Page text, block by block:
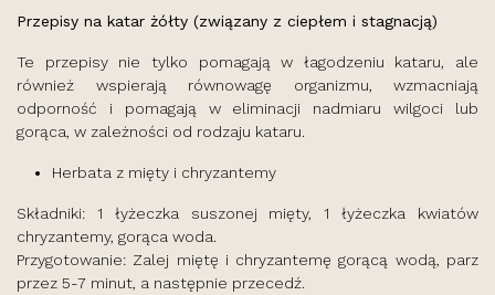
Przepisy na katar żółty (związany z ciepłem i stagnacją)
Te przepisy nie tylko pomagają w łagodzeniu kataru, ale
również wspierają równowagę organizmu, wzmacniają
odporność i pomagają w eliminacji nadmiaru wilgoci lub
gorąca, w zależności od rodzaju kataru.
Herbata z mięty i chryzantemy
Składniki: 1 łyżeczka suszonej mięty, 1 łyżeczka kwiatów
chryzantemy, gorąca woda.
Przygotowanie: Zalej miętę i chryzantemę gorącą wodą, parz
przez 5-7 minut, a następnie przecedź.